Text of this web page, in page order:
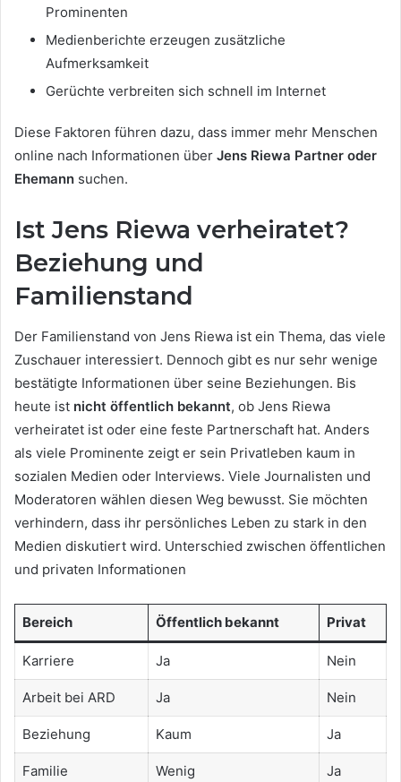
Prominenten
Medienberichte erzeugen zusätzliche
Aufmerksamkeit
Gerüchte verbreiten sich schnell im Internet
Diese Faktoren führen dazu, dass immer mehr Menschen
online nach Informationen über Jens Riewa Partner oder
Ehemann suchen.
Ist Jens Riewa verheiratet?
Beziehung und
Familienstand
Der Familienstand von Jens Riewa ist ein Thema, das viele
Zuschauer interessiert. Dennoch gibt es nur sehr wenige
bestätigte Informationen über seine Beziehungen. Bis
heute ist nicht öffentlich bekannt, ob Jens Riewa
verheiratet ist oder eine feste Partnerschaft hat. Anders
als viele Prominente zeigt er sein Privatleben kaum in
sozialen Medien oder Interviews. Viele Journalisten und
Moderatoren wählen diesen Weg bewusst. Sie möchten
verhindern, dass ihr persönliches Leben zu stark in den
Medien diskutiert wird. Unterschied zwischen öffentlichen
und privaten Informationen
Bereich Öffentlich bekannt Privat
Karriere Ja Nein
Arbeit bei ARD Ja Nein
Beziehung Kaum Ja
Familie Wenig Ja